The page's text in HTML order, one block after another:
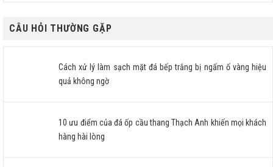
CÂU HỎI THƯỜNG GẶP
Cách xử lý làm sạch mặt đá bếp trắng bị ngấm ố vàng hiệu
quả không ngờ
10 ưu điểm của đá ốp cầu thang Thạch Anh khiến mọi khách
hàng hài lòng